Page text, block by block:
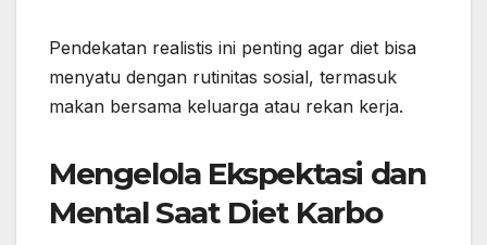
Pendekatan realistis ini penting agar diet bisa
menyatu dengan rutinitas sosial, termasuk
makan bersama keluarga atau rekan kerja.
Mengelola Ekspektasi dan
Mental Saat Diet Karbo